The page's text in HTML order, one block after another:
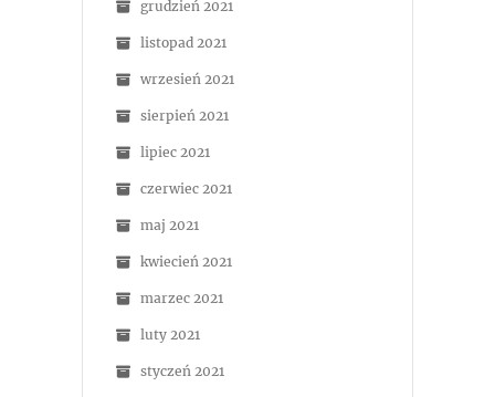
grudzień 2021
listopad 2021
wrzesień 2021
sierpień 2021
lipiec 2021
czerwiec 2021
maj 2021
kwiecień 2021
marzec 2021
luty 2021
styczeń 2021